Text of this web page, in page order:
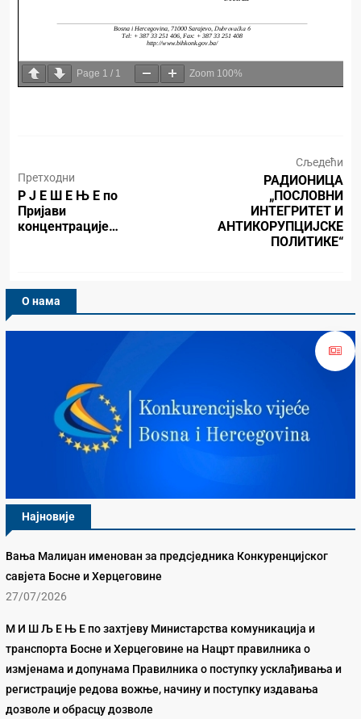
Page 1 / 1 Zoom 100%
Претходни
Р Ј Е Ш Е Њ Е по
Пријави
концентрације…
Сљедећи
РАДИОНИЦА
„ПОСЛОВНИ
ИНТЕГРИТЕТ И
АНТИКОРУПЦИЈСКЕ
ПОЛИТИКЕ“
О нама
Најновије
Вања Малиџан именован за предсједника Конкуренцијског
савјета Босне и Херцеговине
27/07/2026
М И Ш Љ Е Њ Е по захтјеву Министарства комуникација и
транспорта Босне и Херцеговине на Нацрт правилника о
измјенама и допунама Правилника о поступку усклађивања и
регистрације редова вожње, начину и поступку издавања
дозволе и обрасцу дозволе